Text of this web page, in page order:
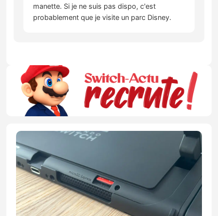
manette. Si je ne suis pas dispo, c'est
probablement que je visite un parc Disney.